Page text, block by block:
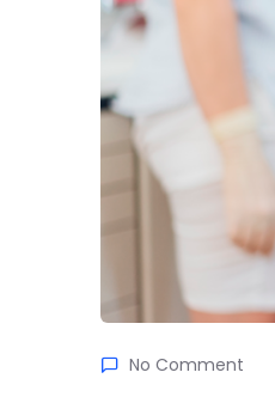
No Comment